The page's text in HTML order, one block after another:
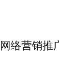
络营销推